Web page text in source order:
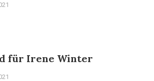
für Irene Winter